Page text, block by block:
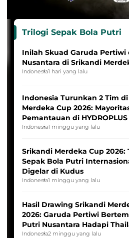
Trilogi Sepak Bola Putri
Inilah Skuad Garuda Pertiwi
Nusantara di Srikandi
Indonesia1 hari yang lalu
Indonesia Turunkan 2 Tim
Merdeka Cup 2026:
Pemantauan di
League
Indonesia1 minggu yang lalu
Srikandi Merdeka Cup 2026:
Sepak Bola Putri
Digelar di Kudus
Indonesia1 minggu yang lalu
Hasil Drawing Srikandi
2026: Garuda Pertiwi
Putri Nusantara Hadapi
Indonesia2 minggu yang lalu